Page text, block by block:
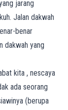
jarang
Jalan dakwah
benar
dakwah yang
kita , nescaya
ada seorang
(berupa